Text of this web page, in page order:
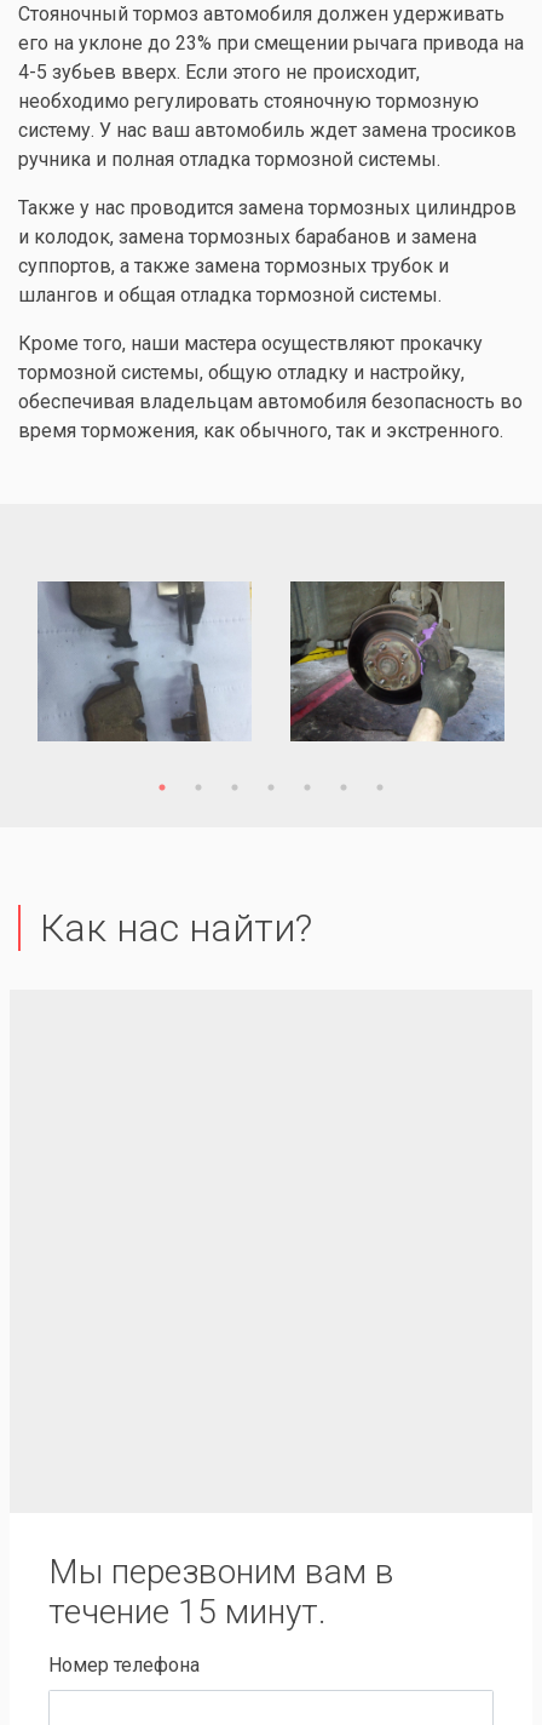
Стояночный тормоз автомобиля должен удерживать
его на уклоне до 23% при смещении рычага привода на
4-5 зубьев вверх. Если этого не происходит,
необходимо регулировать стояночную тормозную
систему. У нас ваш автомобиль ждет замена тросиков
ручника и полная отладка тормозной системы.
Также у нас проводится замена тормозных цилиндров
и колодок, замена тормозных барабанов и замена
суппортов, а также замена тормозных трубок и
шлангов и общая отладка тормозной системы.
Кроме того, наши мастера осуществляют прокачку
тормозной системы, общую отладку и настройку,
обеспечивая владельцам автомобиля безопасность во
время торможения, как обычного, так и экстренного.
Как нас найти?
Мы перезвоним вам в
течение 15 минут.
Номер телефона